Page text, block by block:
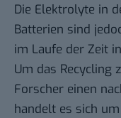
Die Elektrolyte in
Batterien sind
im Laufe der Zeit
Um das Recycling
Forscher einen
handelt es sich